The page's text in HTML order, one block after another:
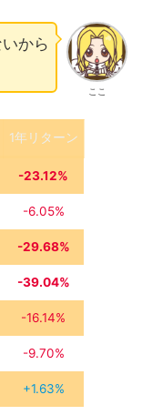
ここ
から
1年リターン
-23.12%
-6.05%
-29.68%
-39.04%
-16.14%
-9.70%
+1.63%